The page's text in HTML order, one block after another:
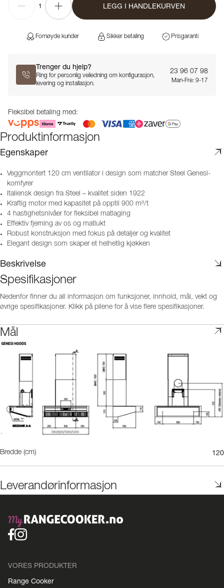
1 LEGG I HANDLEKURVEN
Fornøyde kunder Sikker betaling Prisgaranti
Trenger du hjelp?
Ring for personlig veiledning om konfigurasjon,
levering og installasjon.
23 96 07 98
Man-Fre: 9-17
Fleksibel betaling med:
Produktinformasjon
Egenskaper
Veggmontert 120 cm ventilator i design som matcher Steel Genesi-
komfyrer
Italiensk design fra Steel – kvalitet siden 1922
Kraftig motor med kapasitet på opptil 900 m³/t
4 hastighetsnivåer for fleksibel matlaging
Effektiv fjerning av os og matlukt
Robust konstruksjon med fokus på detaljer og kvalitet
Elegant design som skaper et helhetlig kjøkken
Beskrivelse
Spesifikasjoner
Nedenfor finner du all informasjon om funksjoner, innhold, mål, vekt og
øvrige spesifikasjoner. Klikk på pilene for å vise flere spesifikasjoner.
Mål
Bredde (cm) 120
Leverandørinformasjon
VORES PRODUKTER
Range Cooker